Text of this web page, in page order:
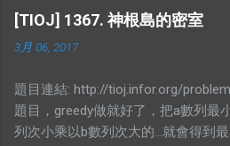
個，而顯然當你懶標記值大於0時整
的長度，而沒有整段被覆蓋的時候，
囉，不過仔細想想就會發現區間和根
ALL(x) (x).begin(), (x).end() #define
long lld; typedef pair<int, int> PII;
second const int N = 1000000 + 5;
[TIOJ] 1367. 神根島的密室
3月 06, 2017
題目連結: http://tioj.infor.org/
題目，greedy做就好了，把a數列最
列次小乘以b數列次大的...就會得到